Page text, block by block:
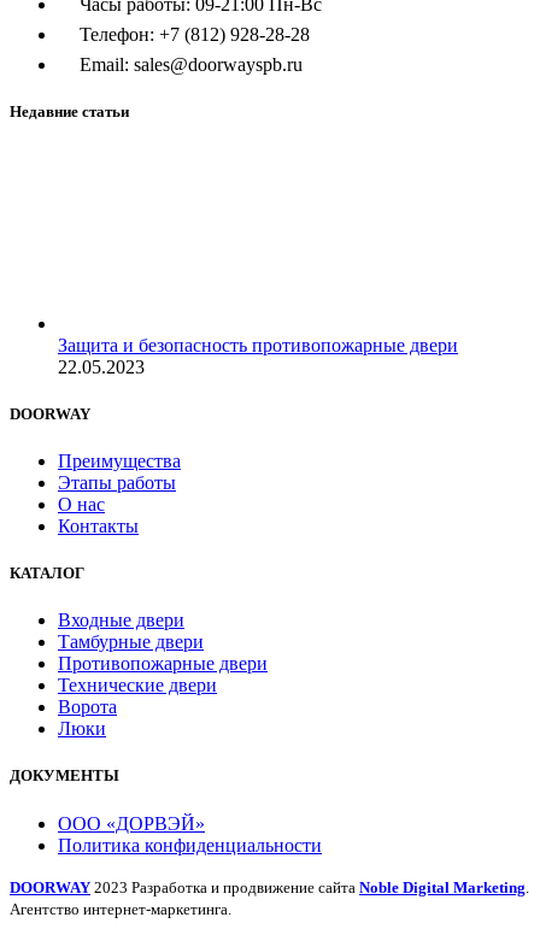
Часы работы: 09-21:00 Пн-Вс
Телефон: +7 (812) 928-28-28
Email: sales@doorwayspb.ru
Недавние статьи
Защита и безопасность противопожарные двери
22.05.2023
DOORWAY
Преимущества
Этапы работы
О нас
Контакты
КАТАЛОГ
Входные двери
Тамбурные двери
Противопожарные двери
Технические двери
Ворота
Люки
ДОКУМЕНТЫ
ООО «ДОРВЭЙ»
Политика конфиденциальности
DOORWAY 2023 Разработка и продвижение сайта Noble Digital Marketing
Агентство интернет-маркетинга.